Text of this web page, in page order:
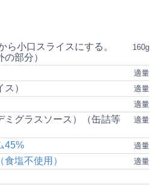
160g
ら小口スライスにする。
部分）
適量
適量
ス）
適量
適量
ミグラスソース）（缶詰等
適量
45%
適量
食塩不使用）